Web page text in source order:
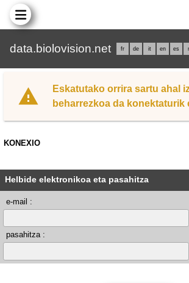
data.biolovision.net fr de it en es
Eskatutako orrira sartu ahal
beharrezkoa da konektaturik
KONEXIO
Helbide elektronikoa eta pasahitza
e-mail :
pasahitza :